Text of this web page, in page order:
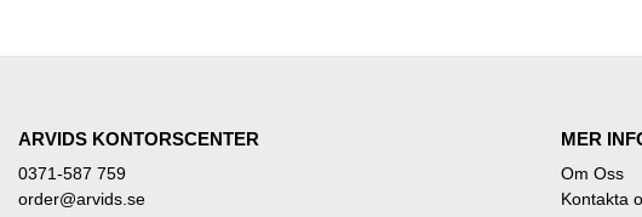
ARVIDS KONTORSCENTER
0371-587 759
order@arvids.se
MER
Om Oss
Kontakta